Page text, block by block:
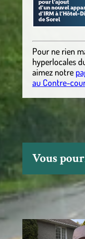
Pour ne rien
hyperlocales
aimez notre
au Contre-
Vous